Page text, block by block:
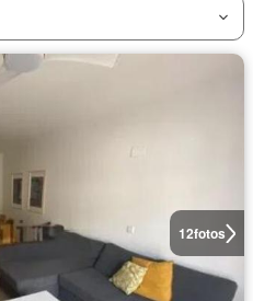
12fotos